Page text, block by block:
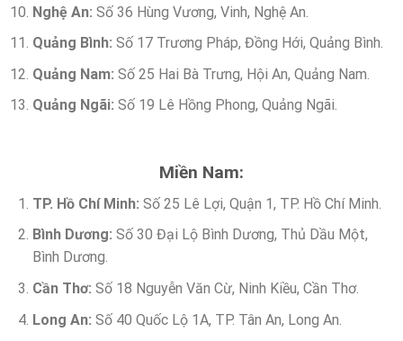
Nghệ An: Số 36 Hùng Vương, Vinh, Nghệ An.
Quảng Bình: Số 17 Trương Pháp, Đồng Hới, Quảng Bình.
Quảng Nam: Số 25 Hai Bà Trưng, Hội An, Quảng Nam.
Quảng Ngãi: Số 19 Lê Hồng Phong, Quảng Ngãi.
Miền Nam:
TP. Hồ Chí Minh: Số 25 Lê Lợi, Quận 1, TP. Hồ Chí Minh.
Bình Dương: Số 30 Đại Lộ Bình Dương, Thủ Dầu Một,
Bình Dương.
Cần Thơ: Số 18 Nguyễn Văn Cừ, Ninh Kiều, Cần Thơ.
Long An: Số 40 Quốc Lộ 1A, TP. Tân An, Long An.